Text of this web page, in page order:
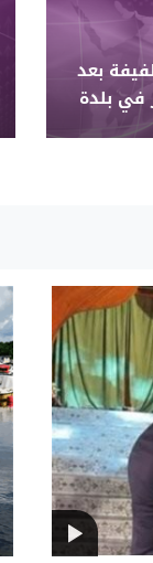
طفيفة بعد
في بلدة